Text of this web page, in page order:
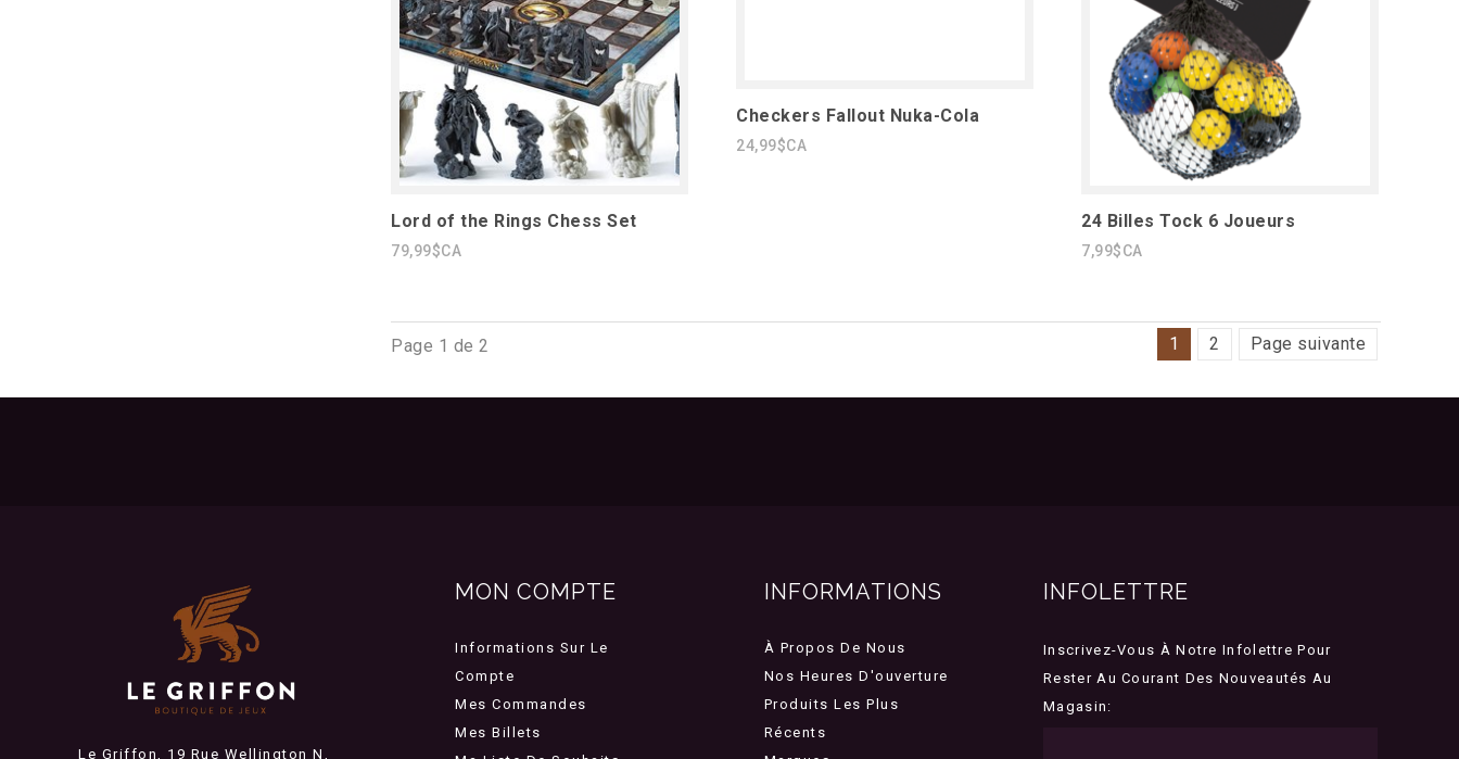
Lord of the Rings Chess Set
79,99$CA
Checkers Fallout Nuka-Cola
24,99$CA
24 Billes Tock 6 Joueurs
7,99$CA
Page 1 de 2 1 2 Page suivante
Le Griffon, 19 Rue Wellington N,
MON COMPTE
Informations Sur Le
Compte
Mes Commandes
Mes Billets
INFORMATIONS
À Propos De Nous
Nos Heures D'ouverture
Produits Les Plus
Récents
INFOLETTRE
Inscrivez-Vous À Notre Infolettre Pour
Rester Au Courant Des Nouveautés Au
Magasin: